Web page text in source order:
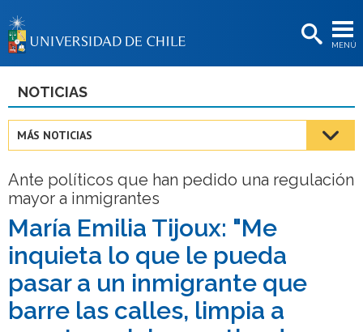
MENÚ
BIBLIOTECAS
Estudiantes
Académicas/os
Funcionarias/os
Egresadas/os
NOTICIAS
MÁS NOTICIAS
Ante políticos que han pedido una regulación
mayor a inmigrantes
María Emilia Tijoux: "Me
inquieta lo que le pueda
pasar a un inmigrante que
barre las calles, limpia a